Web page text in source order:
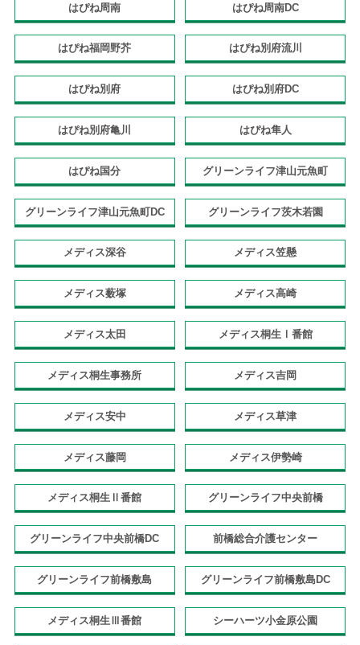
はぴね周南 はぴね周南DC
はぴね福岡野芥 はぴね別府流川
はぴね別府 はぴね別府DC
はぴね別府亀川 はぴね隼人
はぴね国分 グリーンライフ津山元魚町
グリーンライフ津山元魚町DC グリーンライフ茨木若園
メディス深谷 メディス笠懸
メディス薮塚 メディス高崎
メディス太田 メディス桐生Ⅰ番館
メディス桐生事務所 メディス吉岡
メディス安中 メディス草津
メディス藤岡 メディス伊勢崎
メディス桐生Ⅱ番館 グリーンライフ中央前橋
グリーンライフ中央前橋DC 前橋総合介護センター
グリーンライフ前橋敷島 グリーンライフ前橋敷島DC
メディス桐生Ⅲ番館 シーハーツ小金原公園